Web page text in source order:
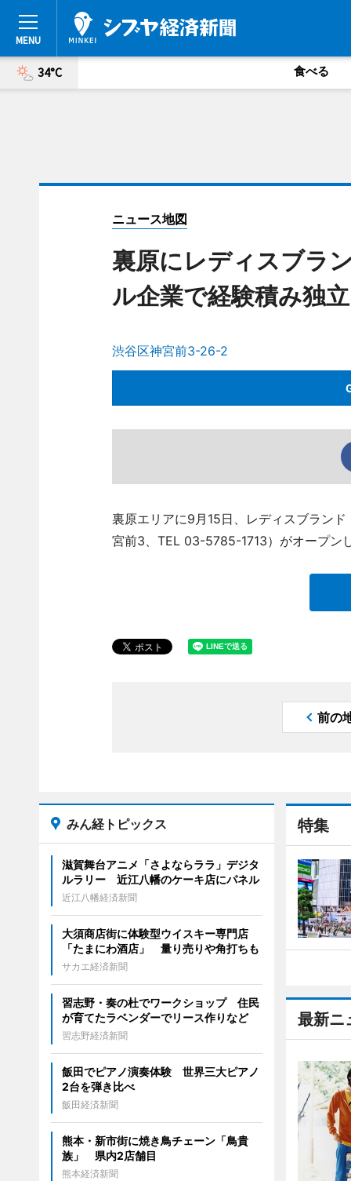
34°C 食べる
ニュース地図
裏原にレディスブラ
ル企業で経験積み独立
渋谷区神宮前3-26-2
裏原エリアに9月15日、レディスブラン
宮前3、TEL 03-5785-1713）がオープン
前の
特集
最新ニ
みん経トピックス
滋賀舞台アニメ「さよならララ」デジタ
ルラリー 近江八幡のケーキ店にパネル
近江八幡経済新聞
大須商店街に体験型ウイスキー専門店
「たまにわ酒店」 量り売りや角打ちも
サカエ経済新聞
習志野・奏の杜でワークショップ 住民
が育てたラベンダーでリース作りなど
習志野経済新聞
飯田でピアノ演奏体験 世界三大ピアノ
2台を弾き比べ
飯田経済新聞
熊本・新市街に焼き鳥チェーン「鳥貴
族」 県内2店舗目
熊本経済新聞